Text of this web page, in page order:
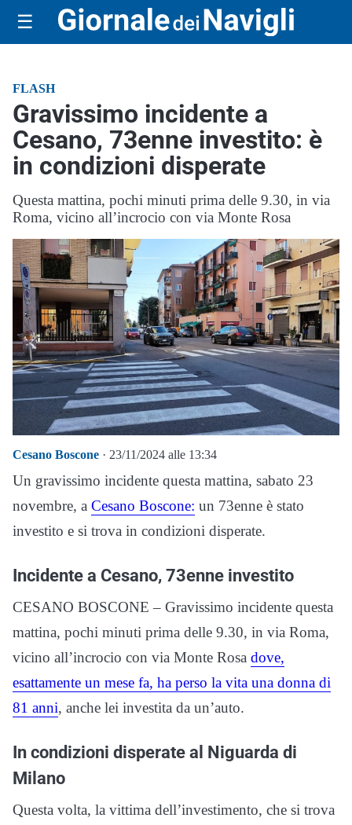
☰
FLASH
Gravissimo incidente a
Cesano, 73enne investito: è
in condizioni disperate
Questa mattina, pochi minuti prima delle 9.30, in via
Roma, vicino all’incrocio con via Monte Rosa
Cesano Boscone · 23/11/2024 alle 13:34
Un gravissimo incidente questa mattina, sabato 23
novembre, a Cesano Boscone: un 73enne è stato
investito e si trova in condizioni disperate.
Incidente a Cesano, 73enne investito
CESANO BOSCONE – Gravissimo incidente questa
mattina, pochi minuti prima delle 9.30, in via Roma,
vicino all’incrocio con via Monte Rosa dove,
esattamente un mese fa, ha perso la vita una donna di
81 anni, anche lei investita da un’auto.
In condizioni disperate al Niguarda di
Milano
Questa volta, la vittima dell’investimento, che si trova